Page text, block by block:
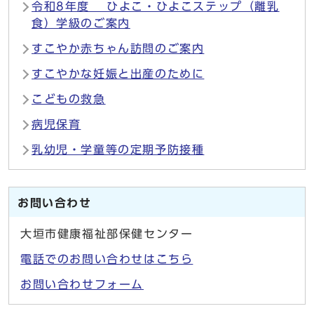
令和8年度 ひよこ・ひよこステップ（離乳
食）学級のご案内
すこやか赤ちゃん訪問のご案内
すこやかな妊娠と出産のために
こどもの救急
病児保育
乳幼児・学童等の定期予防接種
お問い合わせ
大垣市健康福祉部保健センター
電話でのお問い合わせはこちら
お問い合わせフォーム